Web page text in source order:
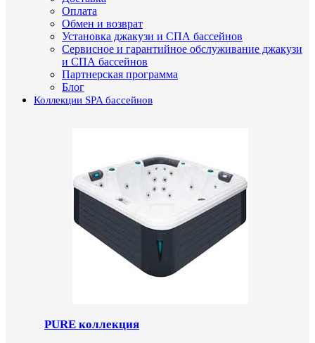
Оплата
Обмен и возврат
Установка джакузи и СПА бассейнов
Сервисное и гарантийное обслуживание джакузи
и СПА бассейнов
Партнерская программа
Блог
Коллекции SPA бассейнов
PURE коллекция